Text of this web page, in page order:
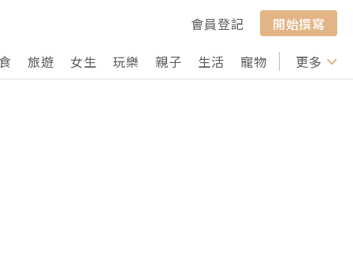
會員登記
開始撰寫
旅遊 女生 玩樂 親子 生活 寵物 行山 打卡
更多